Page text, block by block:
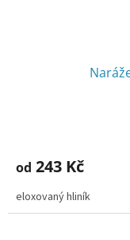
od 243 Kč
eloxovaný hliník